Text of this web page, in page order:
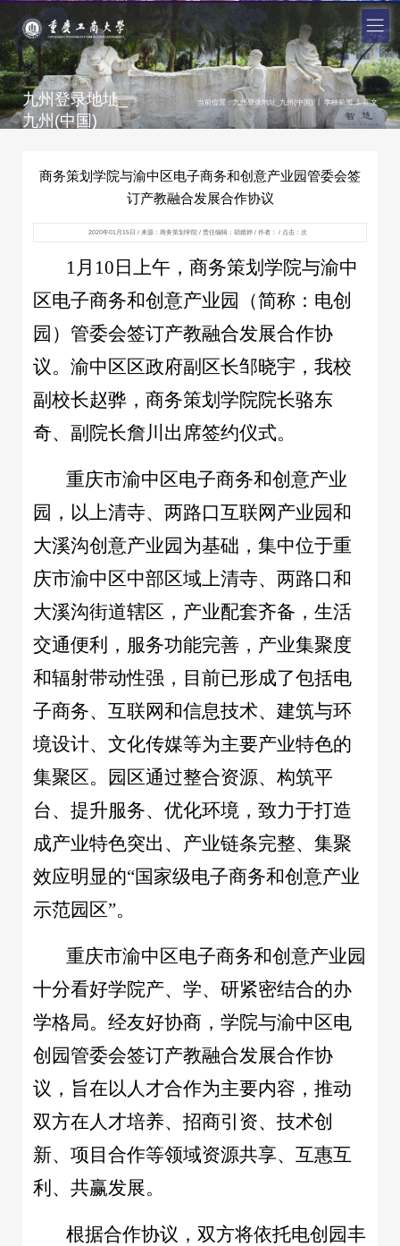
九州登录地址_
九州(中国)
当前位置：九州登录地址_九州(中国) 学校新闻 | 正文
商务策划学院与渝中区电子商务和创意产业园管委会签
订产教融合发展合作协议
2020年01月15日 / 来源：商务策划学院 / 责任编辑：胡婧婷 / 作者： / 点击： 次
1月10日上午，商务策划学院与渝中
区电子商务和创意产业园（简称：电创
园）管委会签订产教融合发展合作协
议。渝中区区政府副区长邹晓宇，我校
副校长赵骅，商务策划学院院长骆东
奇、副院长詹川出席签约仪式。
重庆市渝中区电子商务和创意产业
园，以上清寺、两路口互联网产业园和
大溪沟创意产业园为基础，集中位于重
庆市渝中区中部区域上清寺、两路口和
大溪沟街道辖区，产业配套齐备，生活
交通便利，服务功能完善，产业集聚度
和辐射带动性强，目前已形成了包括电
子商务、互联网和信息技术、建筑与环
境设计、文化传媒等为主要产业特色的
集聚区。园区通过整合资源、构筑平
台、提升服务、优化环境，致力于打造
成产业特色突出、产业链条完整、集聚
效应明显的“国家级电子商务和创意产业
示范园区”。
重庆市渝中区电子商务和创意产业园
十分看好学院产、学、研紧密结合的办
学格局。经友好协商，学院与渝中区电
创园管委会签订产教融合发展合作协
议，旨在以人才合作为主要内容，推动
双方在人才培养、招商引资、技术创
新、项目合作等领域资源共享、互惠互
利、共赢发展。
根据合作协议，双方将依托电创园丰